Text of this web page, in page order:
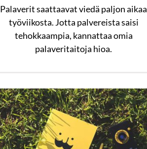
Palaverit saattaavat viedä paljon aikaa
työviikosta. Jotta palvereista saisi
tehokkaampia, kannattaa omia
palaveritaitoja hioa.
Viestintä- ja
vuorovaikutustaidot osa